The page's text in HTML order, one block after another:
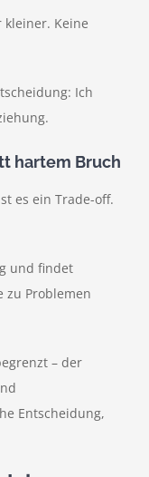
Keine
Ich
hartem Bruch
es ein Trade-off.
und findet
zu Problemen
– der
Entscheidung,